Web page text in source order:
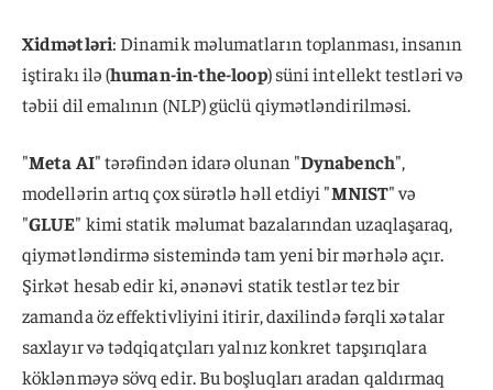
Xidmətləri: Dinamik məlumatların toplanması, insanın
iştirakı ilə (human-in-the-loop) süni intellekt testləri və
təbii dil emalının (NLP) güclü qiymətləndirilməsi.
"Meta AI" tərəfindən idarə olunan "Dynabench",
modellərin artıq çox sürətlə həll etdiyi "MNIST" və
"GLUE" kimi statik məlumat bazalarından uzaqlaşaraq,
qiymətləndirmə sistemində tam yeni bir mərhələ açır.
Şirkət hesab edir ki, ənənəvi statik testlər tez bir
zamanda öz effektivliyini itirir, daxilində fərqli xətalar
saxlayır və tədqiqatçıları yalnız konkret tapşırıqlara
köklənməyə sövq edir. Bu boşluqları aradan qaldırmaq